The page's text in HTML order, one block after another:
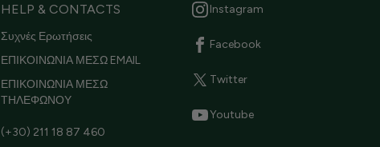
HELP & CONTACTS
Συχνές Ερωτήσεις
ΕΠΙΚΟΙΝΩΝΙΑ ΜΕΣΩ EMAIL
ΕΠΙΚΟΙΝΩΝΙΑ ΜΕΣΩ
ΤΗΛΕΦΩΝΟΥ
(+30) 211 18 87 460
Instagram
Facebook
Twitter
Youtube